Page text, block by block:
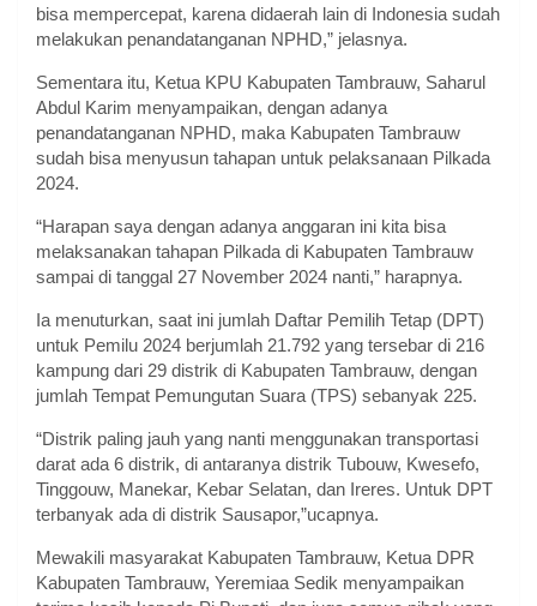
bisa mempercepat, karena didaerah lain di Indonesia sudah
melakukan penandatanganan NPHD,” jelasnya.
Sementara itu, Ketua KPU Kabupaten Tambrauw, Saharul
Abdul Karim menyampaikan, dengan adanya
penandatanganan NPHD, maka Kabupaten Tambrauw
sudah bisa menyusun tahapan untuk pelaksanaan Pilkada
2024.
“Harapan saya dengan adanya anggaran ini kita bisa
melaksanakan tahapan Pilkada di Kabupaten Tambrauw
sampai di tanggal 27 November 2024 nanti,” harapnya.
Ia menuturkan, saat ini jumlah Daftar Pemilih Tetap (DPT)
untuk Pemilu 2024 berjumlah 21.792 yang tersebar di 216
kampung dari 29 distrik di Kabupaten Tambrauw, dengan
jumlah Tempat Pemungutan Suara (TPS) sebanyak 225.
“Distrik paling jauh yang nanti menggunakan transportasi
darat ada 6 distrik, di antaranya distrik Tubouw, Kwesefo,
Tinggouw, Manekar, Kebar Selatan, dan Ireres. Untuk DPT
terbanyak ada di distrik Sausapor,”ucapnya.
Mewakili masyarakat Kabupaten Tambrauw, Ketua DPR
Kabupaten Tambrauw, Yeremiaa Sedik menyampaikan